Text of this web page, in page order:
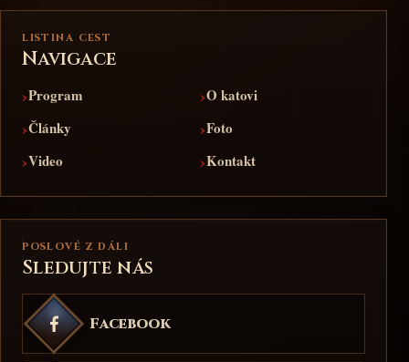
LISTINA CEST
Navigace
›Program ›O katovi
›Články ›Foto
›Video ›Kontakt
POSLOVÉ Z DÁLI
Sledujte nás
Facebook